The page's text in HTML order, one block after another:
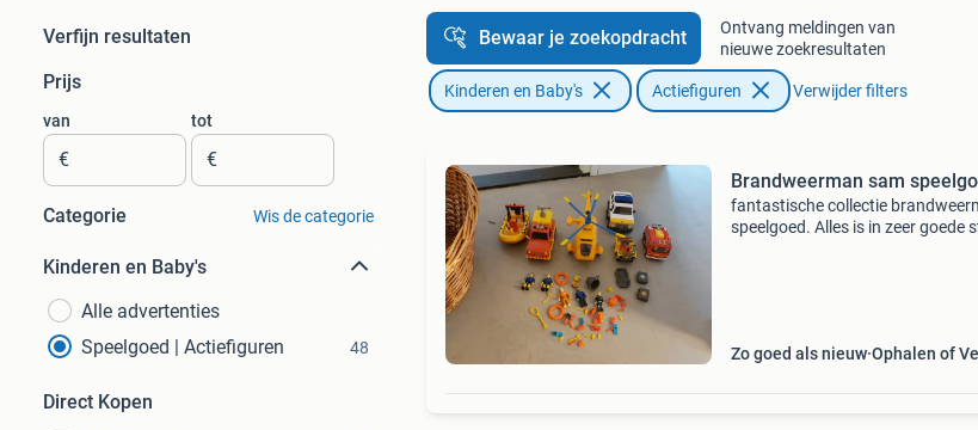
Verfijn resultaten
Prijs
van
€
tot
€
Categorie Wis de categorie
Kinderen en Baby's
Alle advertenties
Speelgoed | Actiefiguren
48
Direct Kopen
Bewaar je zoekopdracht
Ontvang meldingen van
nieuwe zoekresultaten
Kinderen en Baby's Actiefiguren Verwijder filters
Brandweerman sam
​fantastische collectie
speelgoed. Alles is in zeer goede
Zo goed als nieuw Ophalen of